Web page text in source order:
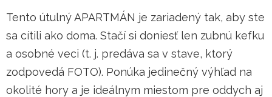
Tento útulný APARTMÁN je zariadený tak, aby ste
sa cítili ako doma. Stačí si doniesť len zubnú kefku
a osobné veci (t. j. predáva sa v stave, ktorý
zodpovedá FOTO). Ponúka jedinečný výhľad na
okolité hory a je ideálnym miestom pre oddych aj